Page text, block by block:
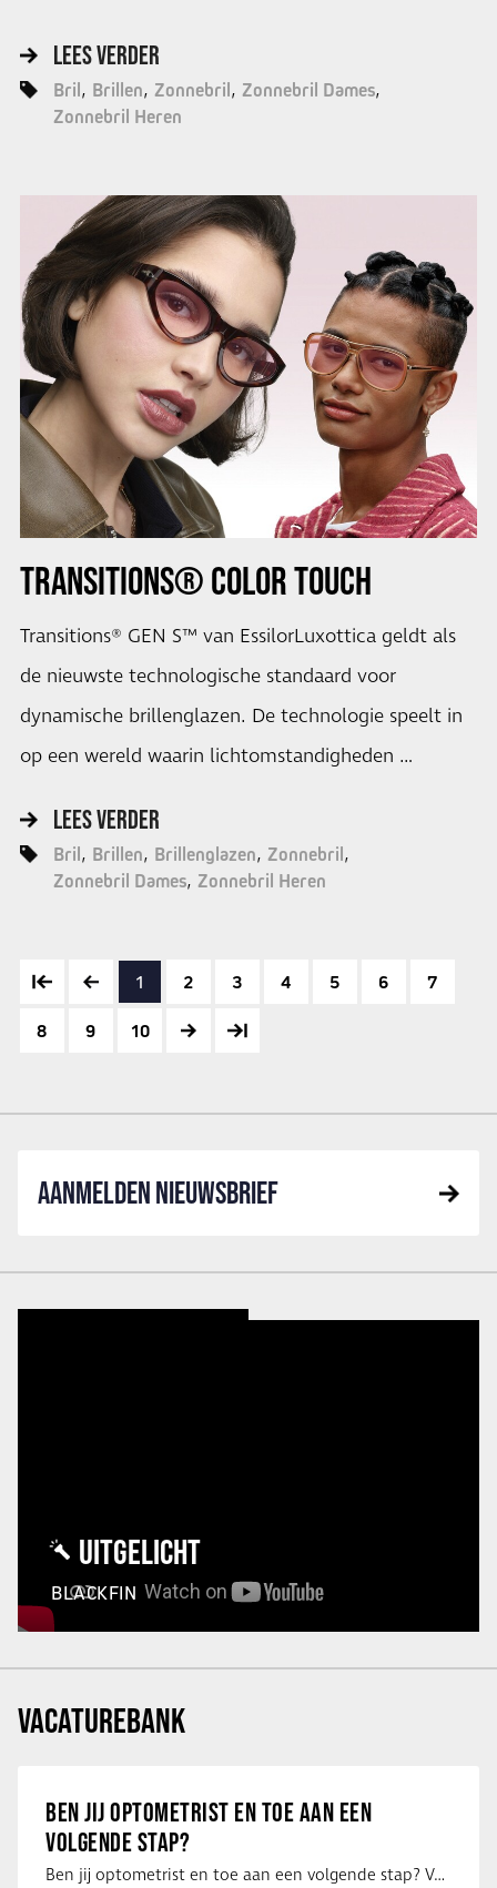
LEES VERDER
Bril Brillen Zonnebril Zonnebril Dames
Zonnebril Heren
TRANSITIONS® COLOR TOUCH
Transitions® GEN S™ van EssilorLuxottica geldt als
de nieuwste technologische standaard voor
dynamische brillenglazen. De technologie speelt in
op een wereld waarin lichtomstandigheden …
LEES VERDER
Bril Brillen Brillenglazen Zonnebril
Zonnebril Dames Zonnebril Heren
1 2 3 4 5 6 7
8 9 10
AANMELDEN NIEUWSBRIEF
UITGELICHT
BLACKFIN
VACATUREBANK
BEN JIJ OPTOMETRIST EN TOE AAN EEN
VOLGENDE STAP?
Ben jij optometrist en toe aan een volgende stap? Voor een optiekketen is Eye …